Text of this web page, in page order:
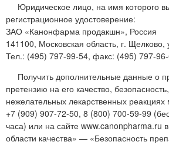
Юридическое лицо, на имя которого
регистрационное удостоверение:
ЗАО «Канонфарма продакшн», Россия
141100, Московская область, г.
Тел.: (495) 797-99-54, факс: (495) 797-
Получить дополнительные данные о
претензию на его качество,
нежелательных лекарственных
+7 (909) 907-72-50, 8 (800) 700-59-99
часа) или на сайте www.canonpharma.ru
области качества» — «Безопасность